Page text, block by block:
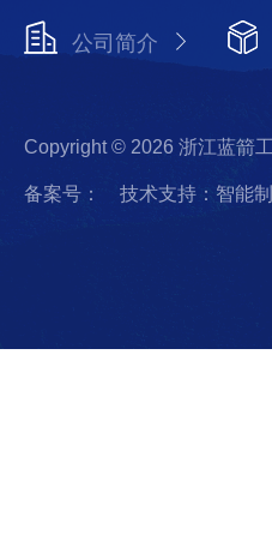
公司简介
Copyright © 2026 浙江蓝箭
备案号： 技术支持：智能